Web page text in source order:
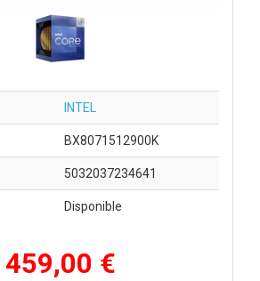
INTEL
BX8071512900K
5032037234641
Disponible
459,00 €